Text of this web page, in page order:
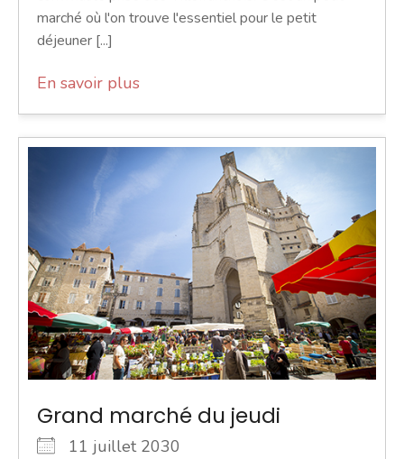
marché où l'on trouve l'essentiel pour le petit
déjeuner [...]
En savoir plus
Grand marché du jeudi
11 juillet 2030